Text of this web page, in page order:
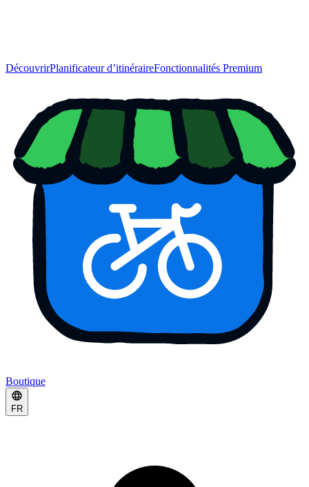
DécouvrirPlanificateur d’itinéraireFonctionnalités Premium
Boutique
FR